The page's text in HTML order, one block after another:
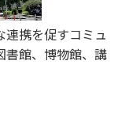
携を促すコミュ
書館、博物館、講